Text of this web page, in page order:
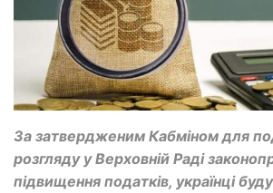
За затвердженим Кабміном для
розгляду у Верховній Раді
підвищення податків, українці